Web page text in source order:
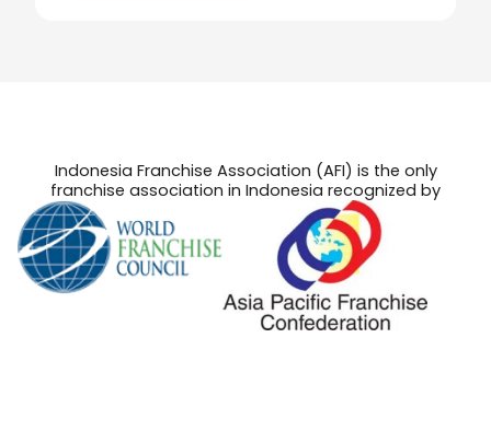
Indonesia Franchise Association (AFI) is the only
franchise association in Indonesia recognized by